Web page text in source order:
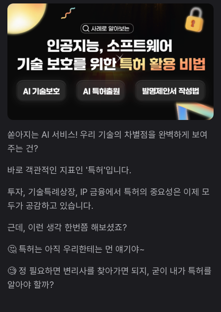
쏟아지는 AI 서비스! 우리 기술의 차별점을 완벽하게 보여
주는 건?
바로 객관적인 지표인 '특허'입니다.
투자, 기술특례상장, IP 금융에서 특허의 중요성은 이제 모
두가 공감하고 있습니다.
근데, 이런 생각 한번쯤 해보셨죠?
🤔 특허는 아직 우리한테는 먼 얘기야~
🧐 정 필요하면 변리사를 찾아가면 되지, 굳이 내가 특허를
알아야 할까?